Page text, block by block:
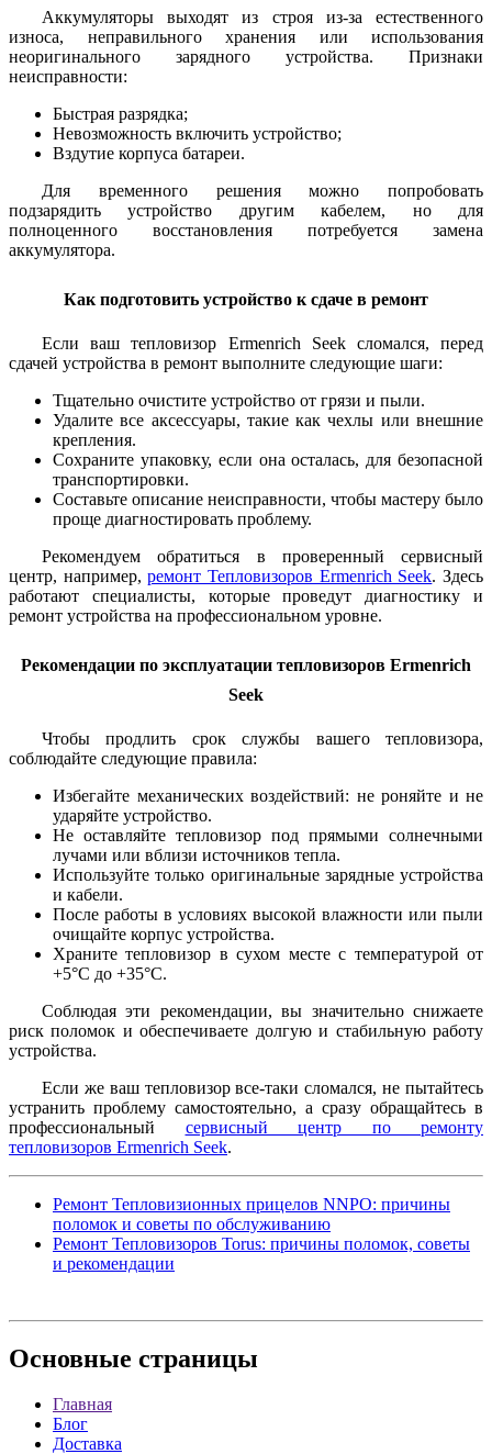
Аккумуляторы выходят из строя из-за естественного
износа, неправильного хранения или использования
неоригинального зарядного устройства. Признаки
неисправности:
Быстрая разрядка;
Невозможность включить устройство;
Вздутие корпуса батареи.
Для временного решения можно попробовать
подзарядить устройство другим кабелем, но для
полноценного восстановления потребуется замена
аккумулятора.
Как подготовить устройство к сдаче в ремонт
Если ваш тепловизор Ermenrich Seek сломался, перед
сдачей устройства в ремонт выполните следующие шаги:
Тщательно очистите устройство от грязи и пыли.
Удалите все аксессуары, такие как чехлы или внешние
крепления.
Сохраните упаковку, если она осталась, для безопасной
транспортировки.
Составьте описание неисправности, чтобы мастеру было
проще диагностировать проблему.
Рекомендуем обратиться в проверенный сервисный
центр, например,ремонт Тепловизоров Ermenrich Seek. Здесь
работают специалисты, которые проведут диагностику и
ремонт устройства на профессиональном уровне.
Рекомендации по эксплуатации тепловизоров Ermenrich
Seek
Чтобы продлить срок службы вашего тепловизора,
соблюдайте следующие правила:
Избегайте механических воздействий: не роняйте и не
ударяйте устройство.
Не оставляйте тепловизор под прямыми солнечными
лучами или вблизи источников тепла.
Используйте только оригинальные зарядные устройства
и кабели.
После работы в условиях высокой влажности или пыли
очищайте корпус устройства.
Храните тепловизор в сухом месте с температурой от
+5°С до +35°С.
Соблюдая эти рекомендации, вы значительно снижаете
риск поломок и обеспечиваете долгую и стабильную работу
устройства.
Если же ваш тепловизор все-таки сломался, не пытайтесь
устранить проблему самостоятельно, а сразу обращайтесь в
профессиональный сервисный центр по ремонту
тепловизоров Ermenrich Seek.
Ремонт Тепловизионных прицелов NNPO: причины
поломок и советы по обслуживанию
Ремонт Тепловизоров Torus: причины поломок, советы
и рекомендации
Основные страницы
Главная
Блог
Доставка